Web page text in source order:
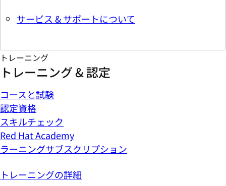
サービス & サポートについて
トレーニング
トレーニング & 認定
コースと試験
認定資格
スキルチェック
Red Hat Academy
ラーニングサブスクリプション
トレーニングの詳細